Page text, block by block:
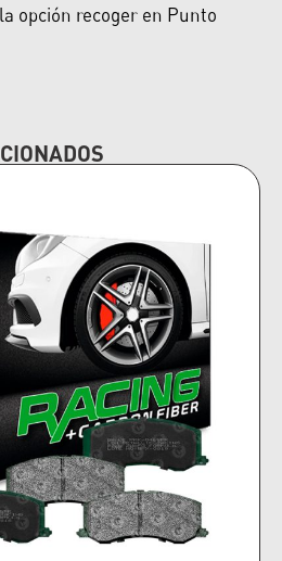
opción recoger en Punto